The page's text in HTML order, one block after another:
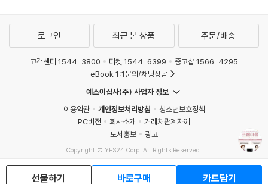
비슷한지 정말 놀랐습니다. 응급실 간호사라면 꼭 알아야 하는 핵심과 질
병 치료의 해외의 최신 트렌드 및 가이드라인까지 모두 담겨있습니다. 프
셉마음 응급실편으로 응급실 간호사가 환자를 보는 데 더욱 수월 해지고
전문성이 더욱 높아질 것 같습니다. 이런 훌륭한 책을 만들어주셔서 감사
- 이강용 (서울대학교병원 성인응급실 소생실 전담간호사)
선물하기 바로구매 카트담기
로그인 최근 본 상품 주문/배송
고객센터 1544-3800 티켓 1544-6399
중고샵 1566-4295
eBook 1:1문의/채팅상담
예스이십사(주) 사업자 정보
이용약관
개인정보처리방침
청소년보호정책
PC버전
회사소개
거래처관계자께
도서홍보
광고
Copyright © YES24 Corp. All Rights Reserved.